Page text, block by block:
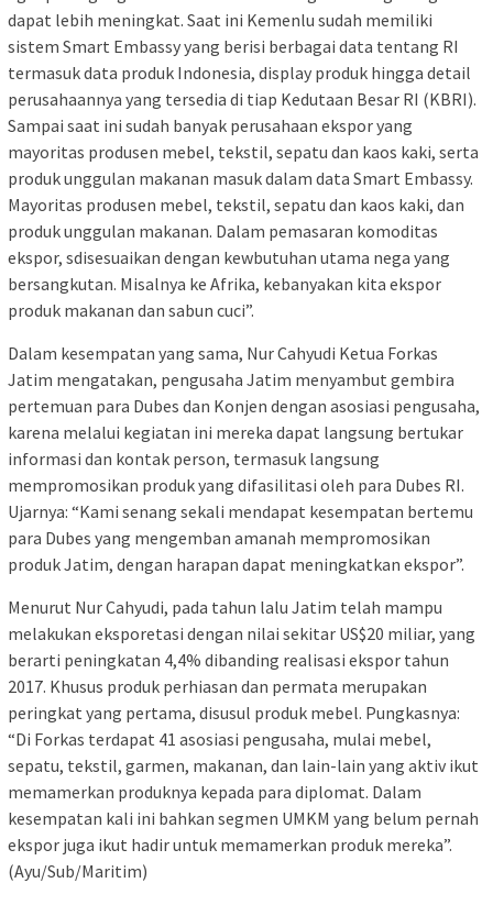
dapat lebih meningkat. Saat ini Kemenlu sudah memiliki
sistem Smart Embassy yang berisi berbagai data tentang RI
termasuk data produk Indonesia, display produk hingga detail
perusahaannya yang tersedia di tiap Kedutaan Besar RI (KBRI).
Sampai saat ini sudah banyak perusahaan ekspor yang
mayoritas produsen mebel, tekstil, sepatu dan kaos kaki, serta
produk unggulan makanan masuk dalam data Smart Embassy.
Mayoritas produsen mebel, tekstil, sepatu dan kaos kaki, dan
produk unggulan makanan. Dalam pemasaran komoditas
ekspor, sdisesuaikan dengan kewbutuhan utama nega yang
bersangkutan. Misalnya ke Afrika, kebanyakan kita ekspor
produk makanan dan sabun cuci”.
Dalam kesempatan yang sama, Nur Cahyudi Ketua Forkas
Jatim mengatakan, pengusaha Jatim menyambut gembira
pertemuan para Dubes dan Konjen dengan asosiasi pengusaha,
karena melalui kegiatan ini mereka dapat langsung bertukar
informasi dan kontak person, termasuk langsung
mempromosikan produk yang difasilitasi oleh para Dubes RI.
Ujarnya: “Kami senang sekali mendapat kesempatan bertemu
para Dubes yang mengemban amanah mempromosikan
produk Jatim, dengan harapan dapat meningkatkan ekspor”.
Menurut Nur Cahyudi, pada tahun lalu Jatim telah mampu
melakukan eksporetasi dengan nilai sekitar US$20 miliar, yang
berarti peningkatan 4,4% dibanding realisasi ekspor tahun
2017. Khusus produk perhiasan dan permata merupakan
peringkat yang pertama, disusul produk mebel. Pungkasnya:
“Di Forkas terdapat 41 asosiasi pengusaha, mulai mebel,
sepatu, tekstil, garmen, makanan, dan lain-lain yang aktiv ikut
memamerkan produknya kepada para diplomat. Dalam
kesempatan kali ini bahkan segmen UMKM yang belum pernah
ekspor juga ikut hadir untuk memamerkan produk mereka”.
(Ayu/Sub/Maritim)